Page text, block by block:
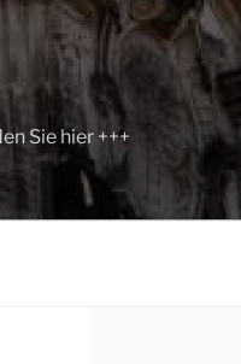
Sie hier +++